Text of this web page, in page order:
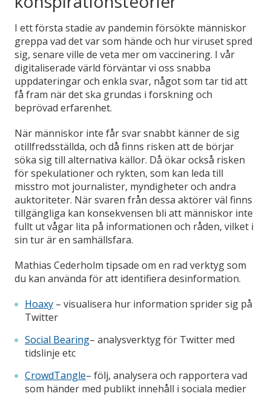
I ett första stadie av pandemin försökte människor
greppa vad det var som hände och hur viruset spred
sig, senare ville de veta mer om vaccinering. I vår
digitaliserade värld förväntar vi oss snabba
uppdateringar och enkla svar, något som tar tid att
få fram när det ska grundas i forskning och
beprövad erfarenhet.
När människor inte får svar snabbt känner de sig
otillfredsställda, och då finns risken att de börjar
söka sig till alternativa källor. Då ökar också risken
för spekulationer och rykten, som kan leda till
misstro mot journalister, myndigheter och andra
auktoriteter. När svaren från dessa aktörer väl finns
tillgängliga kan konsekvensen bli att människor inte
fullt ut vågar lita på informationen och råden, vilket i
sin tur är en samhällsfara.
Mathias Cederholm tipsade om en rad verktyg som
du kan använda för att identifiera desinformation.
Hoaxy – visualisera hur information sprider sig på
Twitter
Social Bearing– analysverktyg för Twitter med
tidslinje etc
CrowdTangle– följ, analysera och rapportera vad
som händer med publikt innehåll i sociala medier